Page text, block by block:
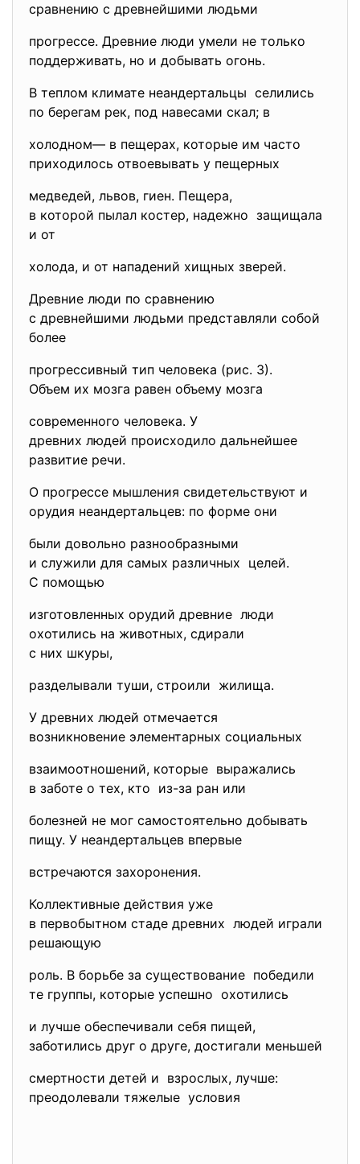
сравнению с древнейшими людьми
прогрессе. Древние люди умели не только
поддерживать, но и добывать огонь.
В теплом климате неандертальцы селились
по берегам рек, под навесами скал; в
холодном— в пещерах, которые им часто
приходилось отвоевывать у пещерных
медведей, львов, гиен. Пещера,
в которой пылал костер, надежно защищала
и от
холода, и от нападений хищных зверей.
Древние люди по сравнению
с древнейшими людьми представляли собой
более
прогрессивный тип человека (рис. 3).
Объем их мозга равен объему мозга
современного человека. У
древних людей происходило дальнейшее
развитие речи.
О прогрессе мышления свидетельствуют и
орудия неандертальцев: по форме они
были довольно разнообразными
и служили для самых различных целей.
С помощью
изготовленных орудий древние люди
охотились на животных, сдирали
с них шкуры,
разделывали туши, строили жилища.
У древних людей отмечается
возникновение элементарных социальных
взаимоотношений, которые выражались
в заботе о тех, кто из-за ран или
болезней не мог самостоятельно добывать
пищу. У неандертальцев впервые
встречаются захоронения.
Коллективные действия уже
в первобытном стаде древних людей играли
решающую
роль. В борьбе за существование победили
те группы, которые успешно охотились
и лучше обеспечивали себя пищей,
заботились друг о друге, достигали меньшей
смертности детей и взрослых, лучше:
преодолевали тяжелые условия